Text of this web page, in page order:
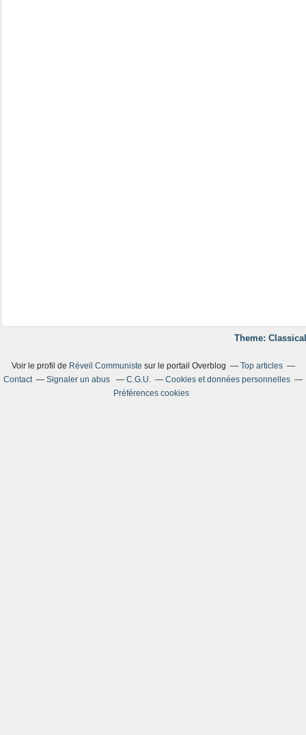
Theme:
Voir le profil de Réveil Communiste sur le portail Overblog
Top articles
Contact
Signaler un abus C.G.U.
Cookies et données personnelles
Préférences cookies